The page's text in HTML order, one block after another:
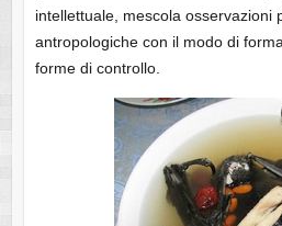
intellettuale, mescola osservazioni
antropologiche con il modo di
forme di controllo.